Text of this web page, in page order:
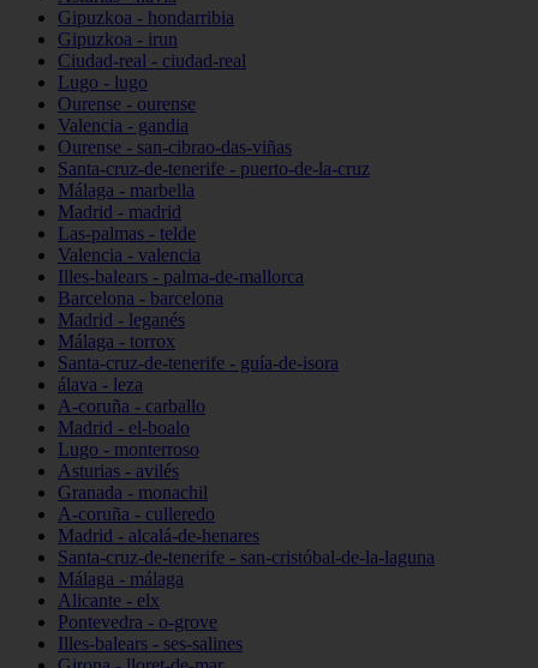
Gipuzkoa - hondarribia
Gipuzkoa - irun
Ciudad-real - ciudad-real
Lugo - lugo
Ourense - ourense
Valencia - gandia
Ourense - san-cibrao-das-viñas
Santa-cruz-de-tenerife - puerto-de-la-cruz
Málaga - marbella
Madrid - madrid
Las-palmas - telde
Valencia - valencia
Illes-balears - palma-de-mallorca
Barcelona - barcelona
Madrid - leganés
Málaga - torrox
Santa-cruz-de-tenerife - guía-de-isora
álava - leza
A-coruña - carballo
Madrid - el-boalo
Lugo - monterroso
Asturias - avilés
Granada - monachil
A-coruña - culleredo
Madrid - alcalá-de-henares
Santa-cruz-de-tenerife - san-cristóbal-de-la-laguna
Málaga - málaga
Alicante - elx
Pontevedra - o-grove
Illes-balears - ses-salines